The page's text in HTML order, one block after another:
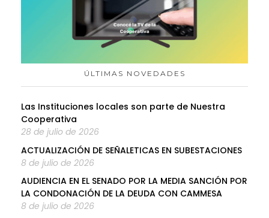
ÚLTIMAS NOVEDADES
Las Instituciones locales son parte de Nuestra
Cooperativa
28 de julio de 2026
ACTUALIZACIÓN DE SEÑALETICAS EN SUBESTACIONES
8 de julio de 2026
AUDIENCIA EN EL SENADO POR LA MEDIA SANCIÓN POR
LA CONDONACIÓN DE LA DEUDA CON CAMMESA
8 de julio de 2026